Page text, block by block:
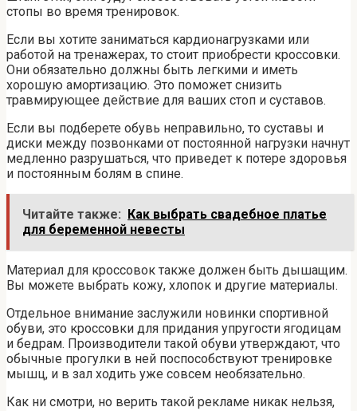
стопы во время тренировок.
Если вы хотите заниматься кардионагрузками или
работой на тренажерах, то стоит приобрести кроссовки.
Они обязательно должны быть легкими и иметь
хорошую амортизацию. Это поможет снизить
травмирующее действие для ваших стоп и суставов.
Если вы подберете обувь неправильно, то суставы и
диски между позвонками от постоянной нагрузки начнут
медленно разрушаться, что приведет к потере здоровья
и постоянным болям в спине.
Читайте также: Как выбрать свадебное платье
для беременной невесты
Материал для кроссовок также должен быть дышащим.
Вы можете выбрать кожу, хлопок и другие материалы.
Отдельное внимание заслужили новинки спортивной
обуви, это кроссовки для придания упругости ягодицам
и бедрам. Производители такой обуви утверждают, что
обычные прогулки в ней поспособствуют тренировке
мышц, и в зал ходить уже совсем необязательно.
Как ни смотри, но верить такой рекламе никак нельзя,